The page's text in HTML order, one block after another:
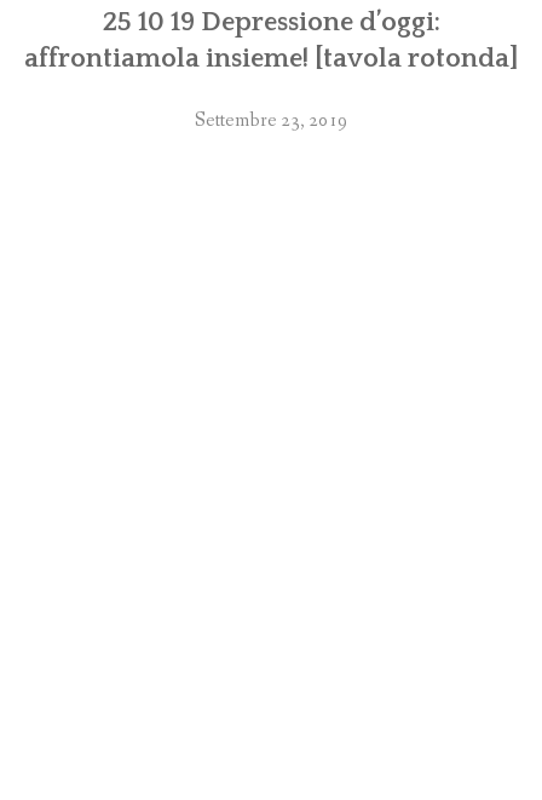
25 10 19 Depressione d’oggi:
affrontiamola insieme! [tavola rotonda]
Settembre 23, 2019